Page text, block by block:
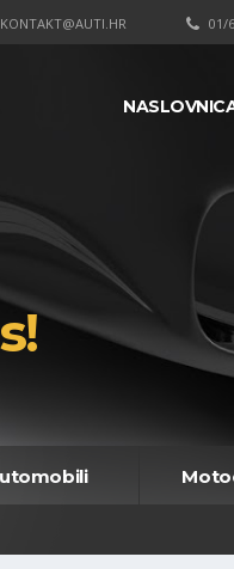
01/
KONTAKT@AUTI.HR